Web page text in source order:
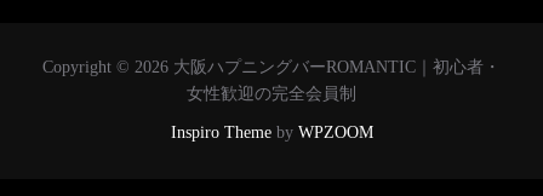
Copyright © 2026 大阪ハプニングバーROMANTIC｜初心者・
女性歓迎の完全会員制
Inspiro Themeby WPZOOM